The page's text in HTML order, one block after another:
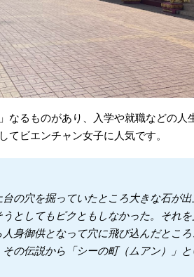
なるものがあり、入学や就職などの人
てビエンチャン女子に人気です。
の穴を掘っていたところ大きな石が
としてもビクともしなかった。それ
身御供となって穴に飛び込んだとこ
の伝説から「シーの町（ムアン）」